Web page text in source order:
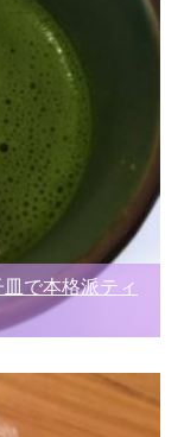
で本格派ティ